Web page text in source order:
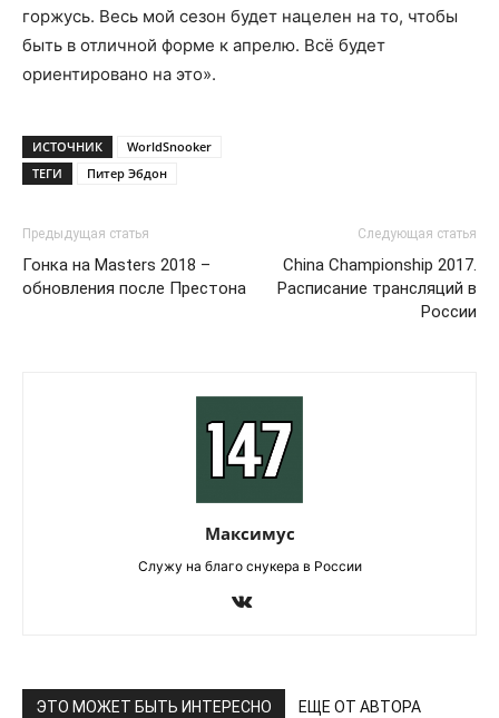
горжусь. Весь мой сезон будет нацелен на то, чтобы
быть в отличной форме к апрелю. Всё будет
ориентировано на это».
ИСТОЧНИК
WorldSnooker
ТЕГИ
Питер Эбдон
Предыдущая статья
Гонка на Masters 2018 –
обновления после Престона
Следующая статья
China Championship 2017.
Расписание трансляций в
России
Максимус
Служу на благо снукера в России
ЭТО МОЖЕТ БЫТЬ ИНТЕРЕСНО ЕЩЕ ОТ АВТОРА